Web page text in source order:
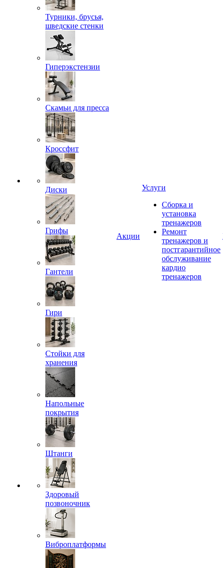
Турники, брусья,
шведские стенки
Гиперэкстензии
Скамьи для пресса
Кроссфит
Диски
Грифы
Гантели
Гири
Стойки для
хранения
Напольные
покрытия
Штанги
Здоровый
позвоночник
Виброплатформы
Акции
Услуги
Сборка и
установка
тренажеров
Ремонт
тренажеров и
постгарантийное
обслуживание
кардио
тренажеров